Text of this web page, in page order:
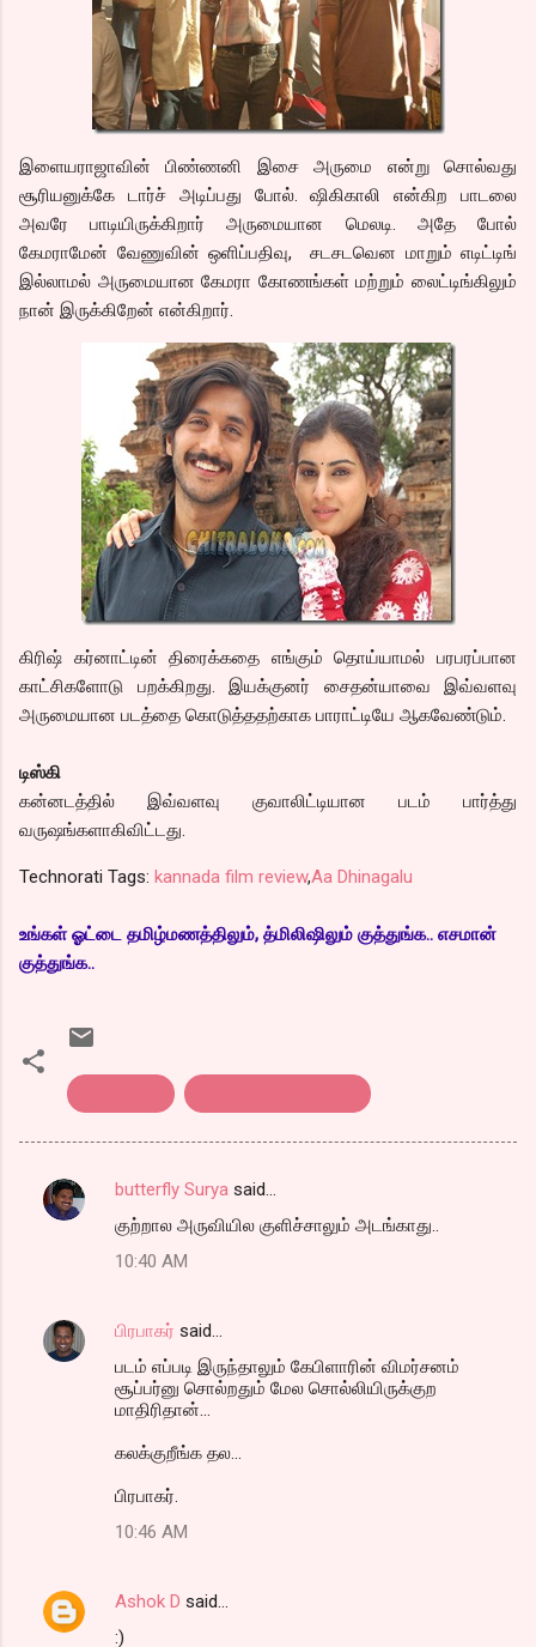
இளையராஜாவின் பிண்ணனி இசை அருமை என்று சொல்வது
சூரியனுக்கே டார்ச் அடிப்பது போல். ஷிகிகாலி என்கிற பாடலை
அவரே பாடியிருக்கிறார் அருமையான மெலடி. அதே போல்
கேமராமேன் வேணுவின் ஒளிப்பதிவு, சடசடவென மாறும் எடிட்டிங்
இல்லாமல் அருமையான கேமரா கோணங்கள் மற்றும் லைட்டிங்கிலும்
நான் இருக்கிறேன் என்கிறார்.
கிரிஷ் கர்னாட்டின் திரைக்கதை எங்கும் தொய்யாமல் பரபரப்பான
காட்சிகளோடு பறக்கிறது. இயக்குனர் சைதன்யாவை இவ்வளவு
அருமையான படத்தை கொடுத்ததற்காக பாராட்டியே ஆகவேண்டும்.
டிஸ்கி
கன்னடத்தில் இவ்வளவு குவாலிட்டியான படம் பார்த்து
வருஷங்களாகிவிட்டது.
Technorati Tags: kannada film review,Aa Dhinagalu
உங்கள் ஓட்டை தமிழ்மணத்திலும், த்மிலிஷிலும் குத்துங்க.. எசமான்
குத்துங்க..
C
e
butterfly Surya said…
குற்றால அருவியில குளிச்சாலும் அடங்காது..
10:40 AM
பிரபாகர் said…
படம் எப்படி இருந்தாலும் கேபிளாரின் விமர்சனம்
சூப்பர்னு சொல்றதும் மேல சொல்லியிருக்குற
மாதிரிதான்...
கலக்குறீங்க தல...
பிரபாகர்.
10:46 AM
Ashok D said…
:)